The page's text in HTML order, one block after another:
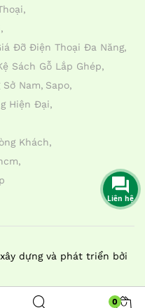
Đỡ Điện Thoại Đa Năng
Sách Gỗ Lắp Ghép
Sở Nam Sapo
Hiện Đại
Khách
dựng và phát triển bởi
0
Liên hệ